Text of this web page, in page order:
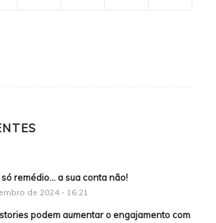
remédio… a sua conta não!
de 2024 - 16:21
podem aumentar o engajamento com